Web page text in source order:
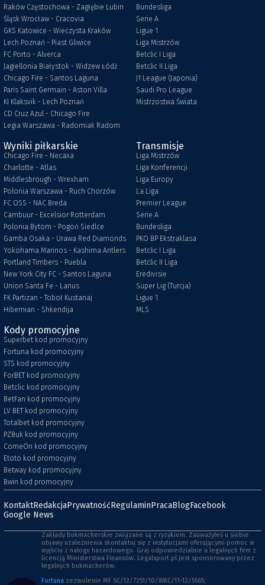
Raków Częstochowa - Zagłębie Lubin
Śląsk Wrocław - Cracovia
GKS Katowice - Wieczysta Kraków
Lech Poznań - Piast Gliwice
FC Porto - Alverca
Jagiellonia Białystok - Widzew Łódź
Chicago Fire - Santos Laguna
Paris Saint Germain - Aston Villa
KI Klaksvik - Lech Poznań
CD Cruz Azul - Chicago Fire
Legia Warszawa - Radomiak Radom
Bundesliga
Serie A
Ligue 1
Liga Mistrzów
Betclic I Liga
Betclic II Liga
J1 League (Japonia)
Saudi Pro League
Mistrzostwa Świata
Wyniki piłkarskie
Chicago Fire - Necaxa
Charlotte - Atlas
Middlesbrough - Wrexham
Polonia Warszawa - Ruch Chorzów
FC OSS - NAC Breda
Cambuur - Excelsior Rotterdam
Polonia Bytom - Pogoń Siedlce
Gamba Osaka - Urawa Red Diamonds
Yokohama Marinos - Kashima Antlers
Portland Timbers - Puebla
New York City FC - Santos Laguna
Union Santa Fe - Lanus
FK Partizan - Toboł Kustanaj
Hibernian - Shkendija
Transmisje
Liga Mistrzów
Liga Konferencji
Liga Europy
La Liga
Premier League
Serie A
Bundesliga
PKO BP Ekstraklasa
Betclic I Liga
Betclic II Liga
Eredivisie
Super Lig (Turcja)
Ligue 1
MLS
Kody promocyjne
Superbet kod promocyjny
Fortuna kod promocyjny
STS kod promocyjny
ForBET kod promocyjny
Betclic kod promocyjny
BetFan kod promocyjny
LV BET kod promocyjny
Totalbet kod promocyjny
PZBuk kod promocyjny
ComeOn kod promocyjny
Etoto kod promocyjny
Betway kod promocyjny
Bwin kod promocyjny
KontaktRedakcjaPrywatnośćRegulaminPracaBlogFacebook
Google News
Zakłady bukmacherskie związane są z ryzykiem. Zauważyłeś u siebie
objawy uzależnienia skontaktuj się z instytucjami oferującymi pomoc w
wyjściu z nałogu hazardowego. Graj odpowiedzialnie u legalnych firm z
licencją Ministerstwa Finansów. Legalsport.pl jest sponsorowany przez
legalnych bukmacherów.
Fortuna zezwolenie MF SC/12/7251/10/WKC/11-12/5565;